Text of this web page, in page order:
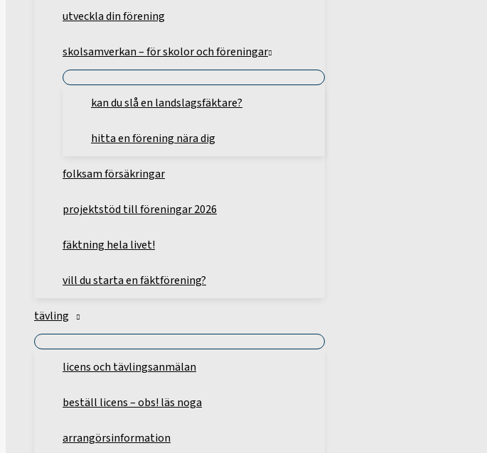
utveckla din förening
skolsamverkan – för skolor och föreningar
kan du slå en landslagsfäktare?
hitta en förening nära dig
folksam försäkringar
projektstöd till föreningar 2026
fäktning hela livet!
vill du starta en fäktförening?
tävling
licens och tävlingsanmälan
beställ licens – obs! läs noga
arrangörsinformation